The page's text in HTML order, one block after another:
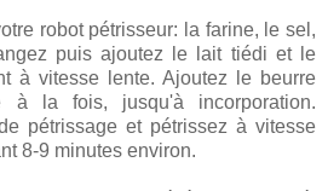
robot pétrisseur: la farine, le sel,
puis ajoutez le lait tiédi et le
à vitesse lente. Ajoutez le beurre
la fois, jusqu'à incorporation.
pétrissage et pétrissez à vitesse
8-9 minutes environ.